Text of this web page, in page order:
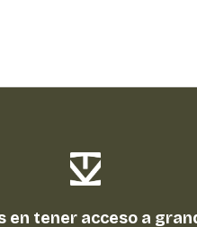
en tener acceso a